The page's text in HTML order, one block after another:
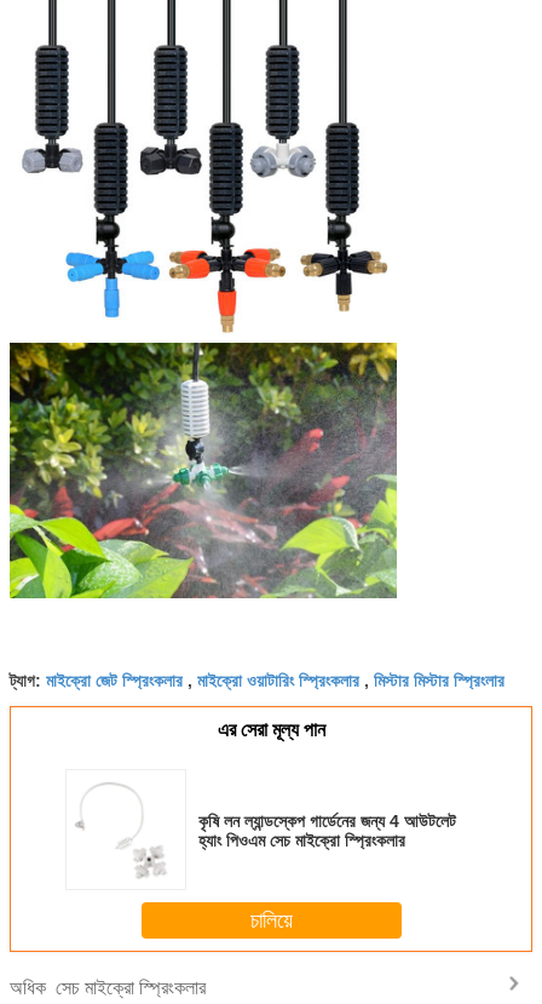
ট্যাগ: মাইক্রো জেট স্প্রিংকলার , মাইক্রো ওয়াটারিং স্প্রিংকলার , মিস্টার মিস্টার স্প্রিংলার
এর সেরা মূল্য পান
কৃষি লন ল্যান্ডস্কেপ গার্ডেনের জন্য 4 আউটলেট
হ্যাং পিওএম সেচ মাইক্রো স্প্রিংকলার
চালিয়ে
অধিক সেচ মাইক্রো স্প্রিংকলার